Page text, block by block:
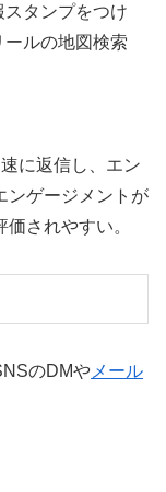
タンプをつけ
ルの地図検索
に返信し、エン
ンゲージメントが
されやすい。
のDMや メール